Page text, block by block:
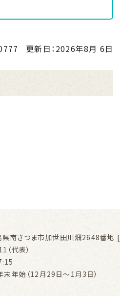
更新日：2026年8月 6日
県南さつま市加世田川畑2648番地 [
代表）
末年始（12月29日～1月3日）